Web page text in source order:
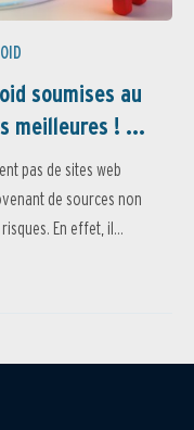
soumises au
meilleures ! ...
pas de sites web
de sources non
En effet, il...